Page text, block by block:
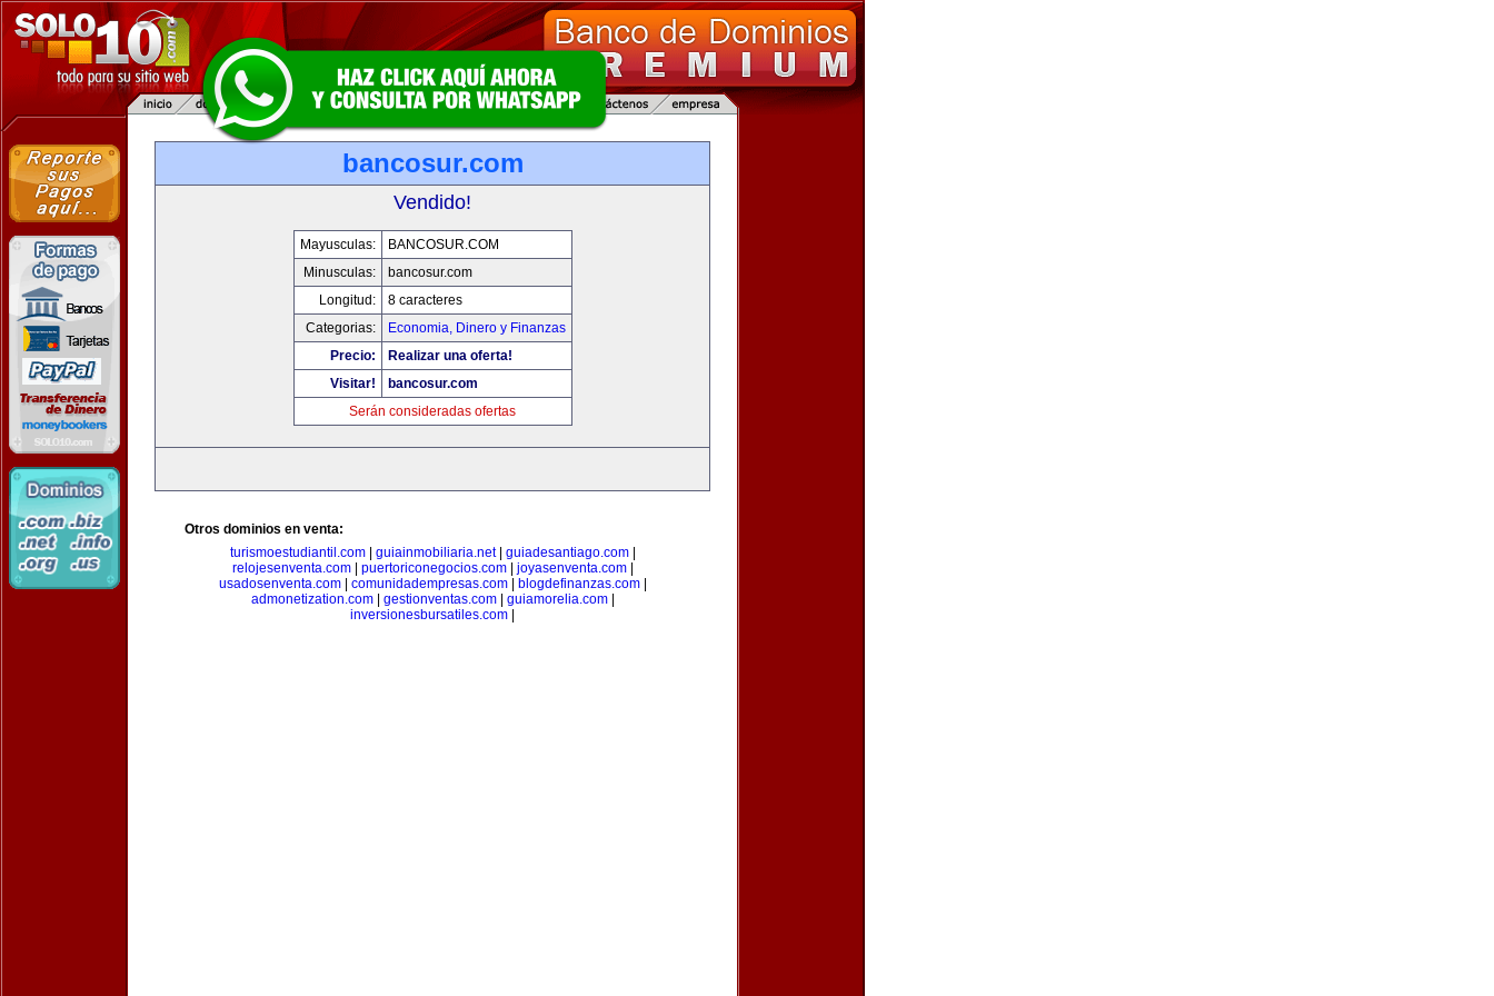
bancosur.com
Vendido!
Mayusculas:
BANCOSUR.COM
Minusculas:
bancosur.com
Longitud:
8 caracteres
Categorias:
Economia, Dinero y Finanzas
Precio:
Realizar una oferta!
Visitar!
bancosur.com
Serán consideradas ofertas
Otros dominios en venta:
turismoestudiantil.com| guiainmobiliaria.net| guiadesantiago.com|
relojesenventa.com| puertoriconegocios.com| joyasenventa.com|
usadosenventa.com| comunidadempresas.com| blogdefinanzas.com|
admonetization.com| gestionventas.com| guiamorelia.com|
inversionesbursatiles.com